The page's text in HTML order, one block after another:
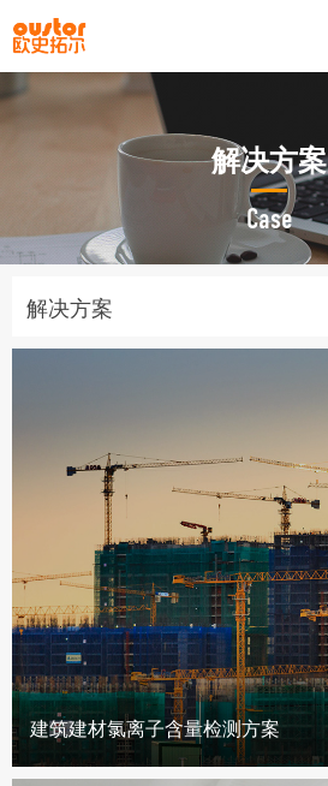
解决方案
Case
解决方案
建筑建材氯离子含量检测方案